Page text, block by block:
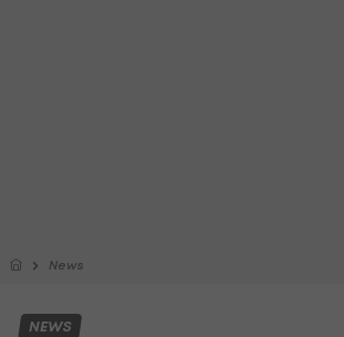
News
NEWS